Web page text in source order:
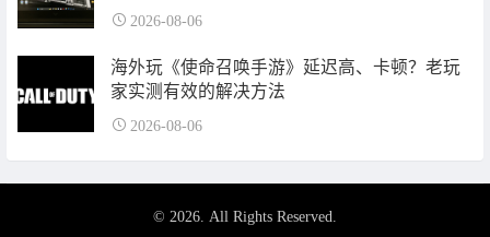
2026-08-06
海外玩《使命召唤手游》延迟高、卡顿？老玩
家实测有效的解决方法
2026-08-06
© 2026. All Rights Reserved.